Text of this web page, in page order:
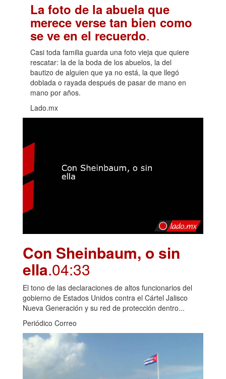
La foto de la abuela que
merece verse tan bien como
se ve en el recuerdo.
Casi toda familia guarda una foto vieja que quiere
rescatar: la de la boda de los abuelos, la del
bautizo de alguien que ya no está, la que llegó
doblada o rayada después de pasar de mano en
mano por años.
Lado.mx
Con Sheinbaum, o sin
ella.04:33
El tono de las declaraciones de altos funcionarios del
gobierno de Estados Unidos contra el Cártel Jalisco
Nueva Generación y su red de protección dentro...
Periódico Correo